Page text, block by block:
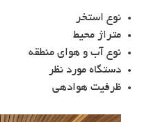
نوع استخر
متراژ محیط
نوع آب و هوای منطقه
دستگاه مورد نظر
ظرفیت هوادهی